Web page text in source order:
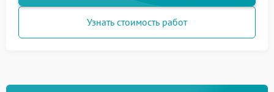
Узнать стоимость работ